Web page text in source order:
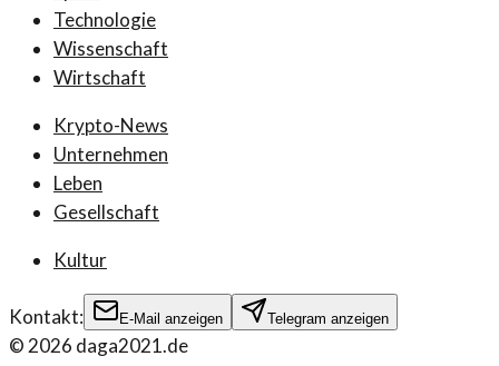
Technologie
Wissenschaft
Wirtschaft
Krypto-News
Unternehmen
Leben
Gesellschaft
Kultur
Kontakt: E-Mail anzeigen Telegram anzeigen
© 2026 daga2021.de